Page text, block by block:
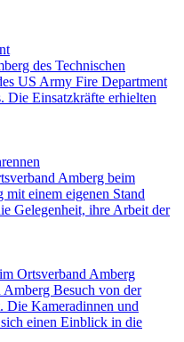
des Technischen
US Army Fire Department
Die Einsatzkräfte erhielten
Amberg beim
einem eigenen Stand
Gelegenheit, ihre Arbeit der
Ortsverband Amberg
Besuch von der
Die Kameradinnen und
einen Einblick in die